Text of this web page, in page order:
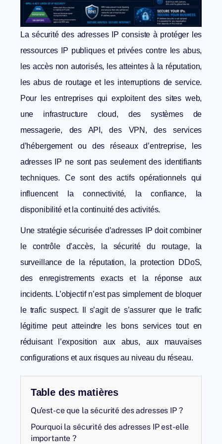
La sécurité des adresses IP consiste à protéger les
ressources IP publiques et privées contre les abus,
les accès non autorisés, les atteintes à la réputation,
les abus de routage et les interruptions de service.
Pour les entreprises qui exploitent des sites web,
une infrastructure cloud, des systèmes de
messagerie, des API, des VPN, des services
d’hébergement ou des réseaux d’entreprise, les
adresses IP ne sont pas seulement des identifiants
techniques. Ce sont des actifs opérationnels qui
influencent la connectivité, la confiance, la
disponibilité et la continuité des activités.
Une stratégie sécurisée d’adresses IP doit combiner
le contrôle d’accès, la sécurité du routage, la
surveillance de la réputation, la protection DDoS,
des enregistrements exacts et la réponse aux
incidents. L’objectif n’est pas simplement de bloquer
le trafic suspect. Il s’agit de s’assurer que le trafic
légitime peut atteindre les bons services tout en
réduisant l’exposition aux abus, aux mauvaises
configurations et aux risques au niveau du réseau.
Table des matières
Qu’est-ce que la sécurité des adresses IP ?
Pourquoi la sécurité des adresses IP est-elle
importante ?